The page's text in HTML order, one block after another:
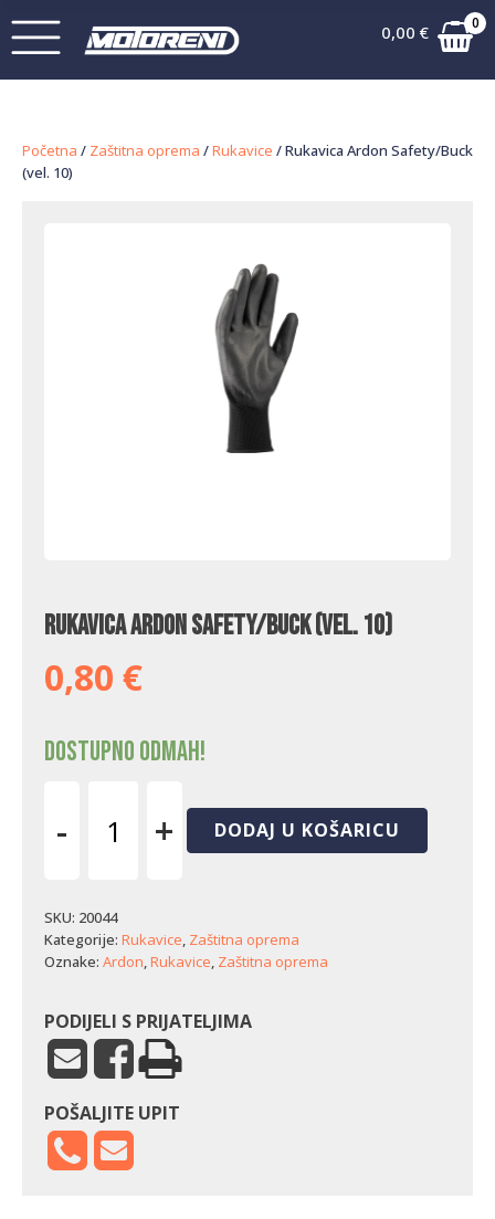
0,00 € 0
Početna / Zaštitna oprema /Rukavice / Rukavica Ardon Safety/Buck
(vel. 10)
Rukavica Ardon Safety/Buck (vel. 10)
0,80 €
Dostupno odmah!
-
(vel.
10)
količina
+ DODAJ U KOŠARICU
SKU: 20044
Kategorije: Rukavice, Zaštitna oprema
Oznake: Ardon,Rukavice, Zaštitna oprema
PODIJELI S PRIJATELJIMA
POŠALJITE UPIT